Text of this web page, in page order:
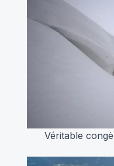
Véritable